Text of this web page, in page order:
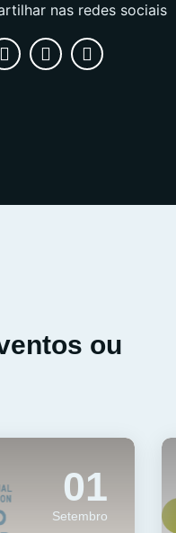
nas redes sociais
ou
01
Setembro